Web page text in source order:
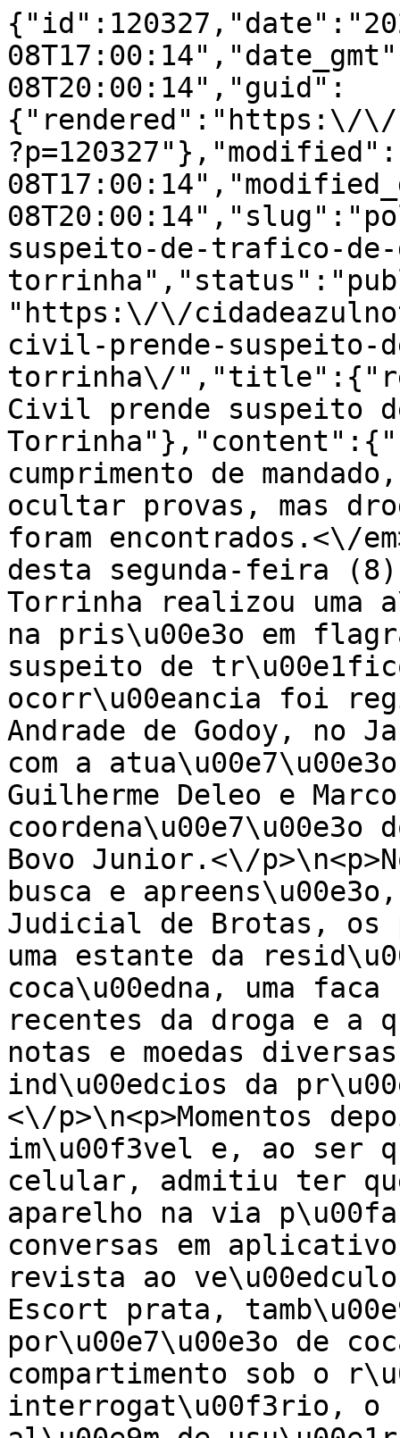
08T20:00:14","guid":
{"rendered":"https:\/\/
suspeito-de-trafico-de-
"https:\/\/
civil-prende-suspeito-
torrinha\/
Civil prende suspeito
cumprimento de
ocultar provas, mas
foram encontrados.<\/
desta segunda-feira
Torrinha realizou uma
na pris\u00e3o em
suspeito de
ocorr\u00eancia foi
Andrade de Godoy, no
com a
Guilherme Deleo e
coordena\u00e7\u00e3o
Bovo Junior.<\/
busca e
Judicial de Brotas, os
uma estante da
coca\u00edna, uma faca
recentes da droga e a
notas e moedas
ind\u00edcios da
<\/p>\n<p>Momentos
im\u00f3vel e, ao ser
celular, admitiu ter
aparelho na via
conversas em
revista ao
Escort prata,
por\u00e7\u00e3o de
compartimento sob o
interrogat\u00f3rio, o